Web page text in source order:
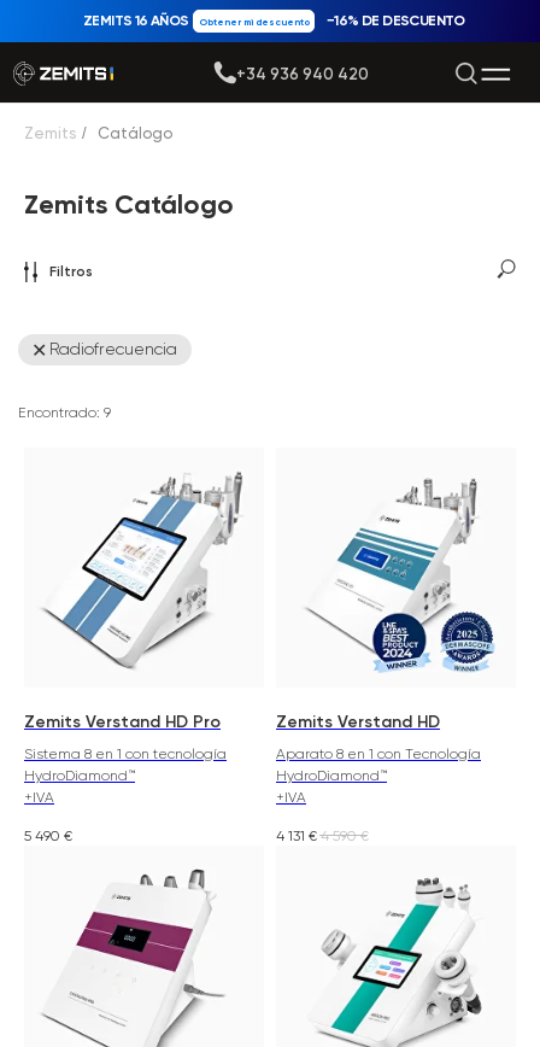
Obtener mi descuento
ZEMITS 16 AÑOS −16% DE DESCUENTO
+34 936 940 420
Zemits / Catálogo
Zemits Catálogo
Filtros
Radiofrecuencia
Encontrado: 9
Zemits Verstand HD Pro
Sistema 8 en 1 con tecnología
HydroDiamond™
+IVA
5 490 €
Zemits Verstand HD
Aparato 8 en 1 con Tecnología
HydroDiamond™
+IVA
4 131 € 4 590 €